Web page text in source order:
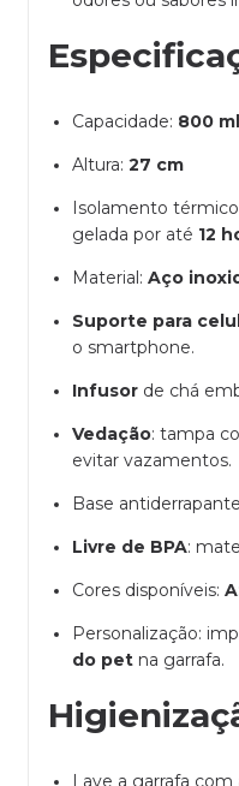
Capacidade: 800 ml
Altura: 27 cm
Isolamento
gelada por até 12
Material: Aço
Suporte para
o smartphone.
Infusor de chá
Vedação: tampa
evitar vazamentos.
Base
Livre de BPA:
Cores disponíveis:
Personalização:
do pet na garrafa.
Lave a garrafa com